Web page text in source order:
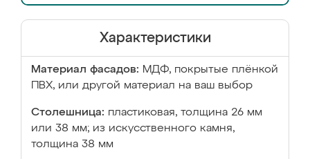
Характеристики
Материал фасадов: МДФ, покрытые плёнкой
ПВХ, или другой материал на ваш выбор
Столешница: пластиковая, толщина 26 мм
или 38 мм; из искусственного камня,
толщина 38 мм